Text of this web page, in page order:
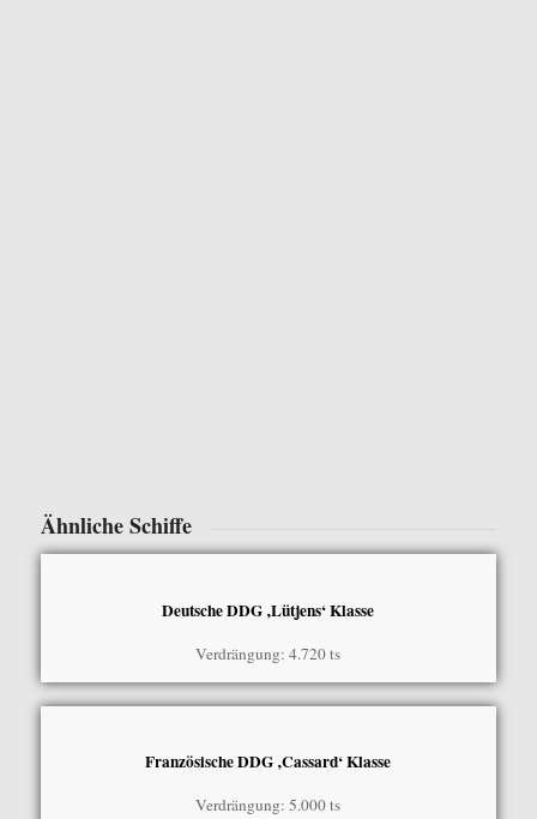
Ähnliche Schiffe
Deutsche DDG ‚Lütjens‘ Klasse
Verdrängung: 4.720 ts
Französische DDG ‚Cassard‘ Klasse
Verdrängung: 5.000 ts